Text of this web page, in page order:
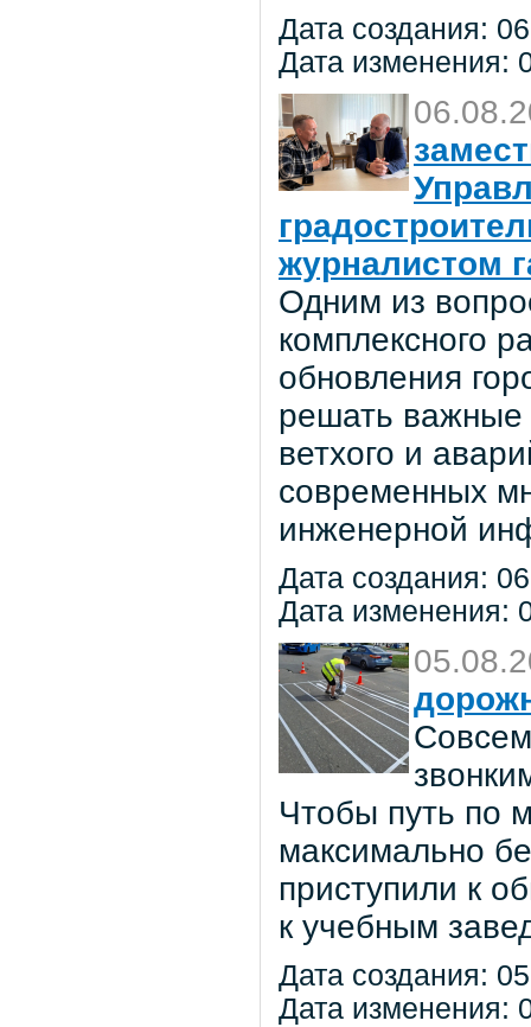
Дата создания:
Дата изменения:
журналистом
Одним из
комплексного
обновления
решать важные
ветхого и
современных
инженерной
Дата создания:
Дата изменения:
Чтобы путь по
максимально
приступили к
к учебным
Дата создания:
Дата изменения: